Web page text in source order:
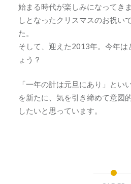
始まる時代が楽しみになってき
しとなったクリスマスのお祝い
た。
そして、迎えた2013年。今年は
ょう？
「一年の計は元旦にあり」とい
を新たに、気を引き締めて意図
したいと思っています。